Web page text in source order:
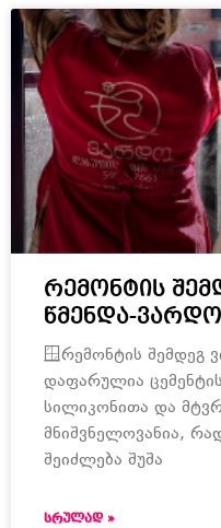
რემონტის
წმენდა-
🪟რემონტის შემდეგ
დაფარულია
სილიკონითა და
მნიშვნელოვანია,
შეიძლება შუშა
ᲡᲠᲣᲚᲐᲓ »